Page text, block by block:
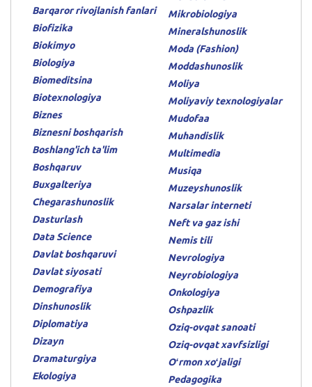
Barqaror rivojlanish fanlari
Biofizika
Biokimyo
Biologiya
Biomeditsina
Biotexnologiya
Biznes
Biznesni boshqarish
Boshlang'ich ta'lim
Boshqaruv
Buxgalteriya
Chegarashunoslik
Dasturlash
Data Science
Davlat boshqaruvi
Davlat siyosati
Demografiya
Dinshunoslik
Diplomatiya
Dizayn
Dramaturgiya
Ekologiya
Mikrobiologiya
Mineralshunoslik
Moda (Fashion)
Moddashunoslik
Moliya
Moliyaviy texnologiyalar
Mudofaa
Muhandislik
Multimedia
Musiqa
Muzeyshunoslik
Narsalar interneti
Neft va gaz ishi
Nemis tili
Nevrologiya
Neyrobiologiya
Onkologiya
Oshpazlik
Oziq-ovqat sanoati
Oziq-ovqat xavfsizligi
Oʻrmon xoʻjaligi
Pedagogika